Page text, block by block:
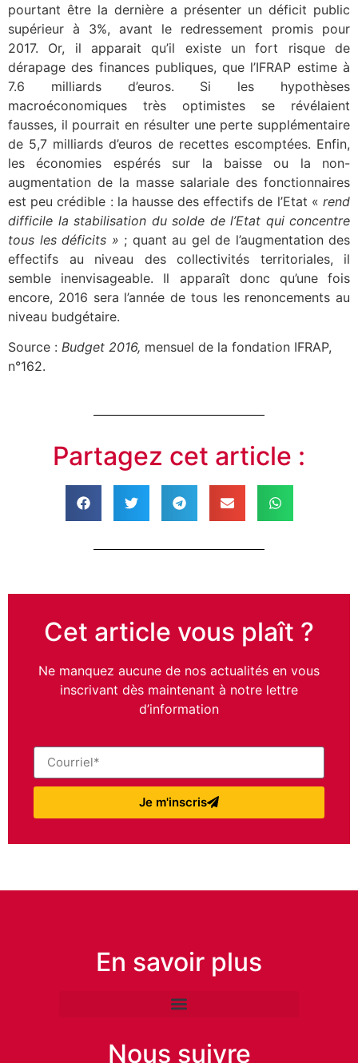
pourtant être la dernière a présenter un déficit public
supérieur à 3%, avant le redressement promis pour
2017. Or, il apparait qu’il existe un fort risque de
dérapage des finances publiques, que l’IFRAP estime à
7.6 milliards d’euros. Si les hypothèses
macroéconomiques très optimistes se révélaient
fausses, il pourrait en résulter une perte supplémentaire
de 5,7 milliards d’euros de recettes escomptées. Enfin,
les économies espérés sur la baisse ou la non-
augmentation de la masse salariale des fonctionnaires
est peu crédible : la hausse des effectifs de l’Etat « rend
difficile la stabilisation du solde de l’Etat qui concentre
tous les déficits » ; quant au gel de l’augmentation des
effectifs au niveau des collectivités territoriales, il
semble inenvisageable. Il apparaît donc qu’une fois
encore, 2016 sera l’année de tous les renoncements au
niveau budgétaire.
Source : Budget 2016, mensuel de la fondation IFRAP,
n°162.
Partagez cet article :
Cet article vous plaît ?
Ne manquez aucune de nos actualités en vous
inscrivant dès maintenant à notre lettre
d’information
Je m'inscris
En savoir plus
Nous suivre